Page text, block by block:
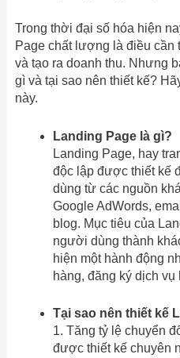
Trong thời đại số hóa hiện
Page chất lượng là điều cần
và tạo ra doanh thu. Nhưng
gì và tại sao nên thiết kế?
này.
Landing Page là gì?
Landing Page, hay
độc lập được thiết kế
dùng từ các nguồn
Google AdWords,
blog. Mục tiêu của
người dùng thành
hiện một hành động
hàng, đăng ký dịch
Tại sao nên thiết kế
1. Tăng tỷ lệ chuyển
được thiết kế chuyên